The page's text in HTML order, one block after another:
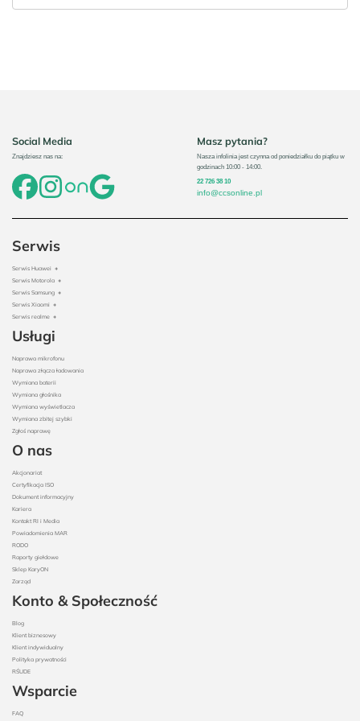
Social Media
Znajdziesz nas na:
Masz pytania?
Nasza infolinia jest czynna od poniedziałku do piątku w
godzinach 10:00 - 14:00.
22 726 38 10
info@ccsonline.pl
Serwis
Serwis Huawei +
Serwis Motorola +
Serwis Samsung +
Serwis Xiaomi +
Serwis realme +
Usługi
Naprawa mikrofonu
Naprawa złącza ładowania
Wymiana baterii
Wymiana głośnika
Wymiana wyświetlacza
Wymiana zbitej szybki
Zgłoś naprawę
O nas
Akcjonariat
Certyfikacja ISO
Dokument informacyjny
Kariera
Kontakt RI i Media
Powiadomienia MAR
RODO
Raporty giełdowe
Sklep KaryON
Zarząd
Konto & Społeczność
Blog
Klient biznesowy
Klient indywidualny
Polityka prywatności
RŚUDE
Wsparcie
FAQ